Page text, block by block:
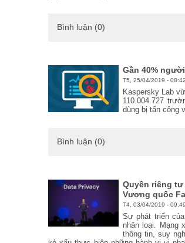
Bình luận (0)
Gần 40%
T5, 25/04/2019 -
Kaspersky Lab
110.004.727
dùng bị tấn công
Bình luận (0)
Quyền riêng tư
Vương quốc
T4, 03/04/2019 -
Sự phát triển
nhân loại. Mạng
thông tin, suy